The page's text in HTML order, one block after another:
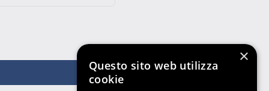
×
Questo sito web utilizza
cookie